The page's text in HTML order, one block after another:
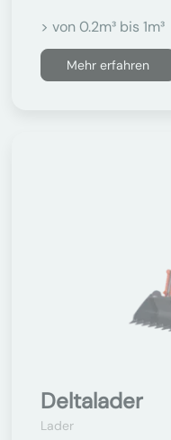
> von 0.2m³ bis 1m³
Mehr erfahren
Deltalader
Lader